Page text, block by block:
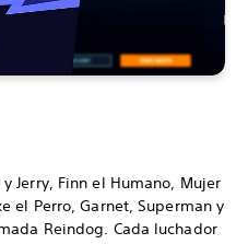
Jerry, Finn el Humano, Mujer
el Perro, Garnet, Superman y
Reindog. Cada luchador